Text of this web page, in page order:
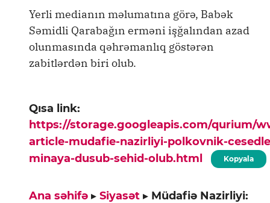
Yerli medianın məlumatına görə, Babək
Səmidli Qarabağın erməni işğalından azad
olunmasında qəhrəmanlıq göstərən
zabitlərdən biri olub.
Qısa link:
https://storage.googleapis.com/qurium/
article-mudafie-nazirliyi-polkovnik-
minaya-dusub-sehid-olub.html
Kopyala
Ana səhifə ▸ Siyasət ▸ Müdafiə Nazirliyi: